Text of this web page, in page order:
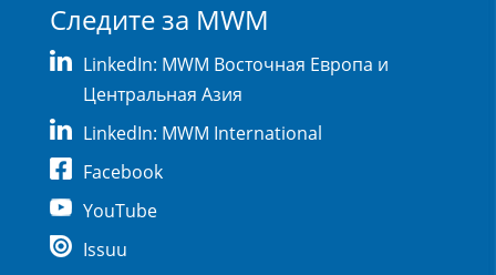
Следите за MWM
LinkedIn: MWM Восточная Европа и
Центральная Азия
LinkedIn: MWM International
Facebook
YouTube
Issuu